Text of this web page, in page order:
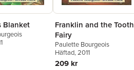
Blanket
Franklin and the Tooth
Fairy
Paulette Bourgeois
Häftad, 2011
209 kr